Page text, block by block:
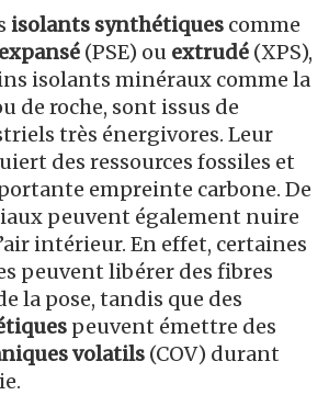
isolants synthétiques comme
(PSE) ou extrudé (XPS),
isolants minéraux comme la
de roche, sont issus de
très énergivores. Leur
des ressources fossiles et
empreinte carbone. De
peuvent également nuire
intérieur. En effet, certaines
peuvent libérer des fibres
la pose, tandis que des
peuvent émettre des
volatils (COV) durant